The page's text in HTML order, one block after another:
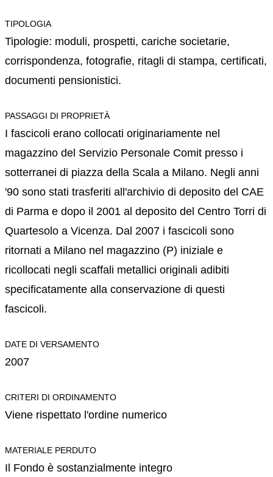
TIPOLOGIA
Tipologie: moduli, prospetti, cariche societarie,
corrispondenza, fotografie, ritagli di stampa, certificati,
documenti pensionistici.
PASSAGGI DI PROPRIETÀ
I fascicoli erano collocati originariamente nel
magazzino del Servizio Personale Comit presso i
sotterranei di piazza della Scala a Milano. Negli anni
'90 sono stati trasferiti all'archivio di deposito del CAE
di Parma e dopo il 2001 al deposito del Centro Torri di
Quartesolo a Vicenza. Dal 2007 i fascicoli sono
ritornati a Milano nel magazzino (P) iniziale e
ricollocati negli scaffali metallici originali adibiti
specificatamente alla conservazione di questi
fascicoli.
DATE DI VERSAMENTO
2007
CRITERI DI ORDINAMENTO
Viene rispettato l'ordine numerico
MATERIALE PERDUTO
Il Fondo è sostanzialmente integro